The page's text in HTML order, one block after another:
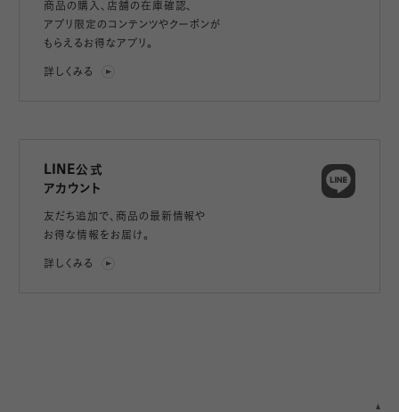
商品の購入、店舗の在庫確認、
アプリ限定のコンテンツやクーポンが
もらえるお得なアプリ。
詳しくみる
LINE公式
アカウント
友だち追加で、 商品の最新情報や
お得な情報をお届け。
詳しくみる